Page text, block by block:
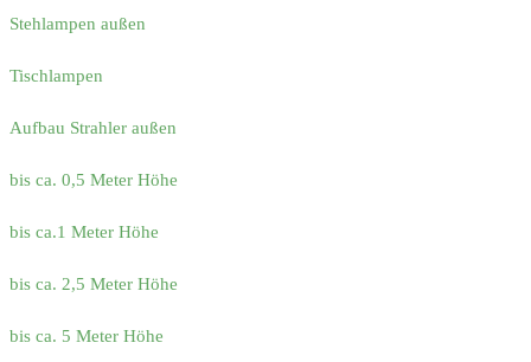
Stehlampen außen
Tischlampen
Aufbau Strahler außen
bis ca. 0,5 Meter Höhe
bis ca.1 Meter Höhe
bis ca. 2,5 Meter Höhe
bis ca. 5 Meter Höhe